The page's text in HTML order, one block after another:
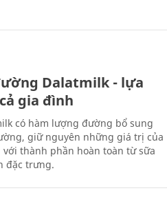
Dalatmilk - lựa
gia đình
có hàm lượng đường bổ sung
giữ nguyên những giá trị của
thành phần hoàn toàn từ sữa
đặc trưng.